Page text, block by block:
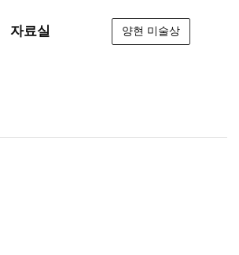
자료실 양현 미술상